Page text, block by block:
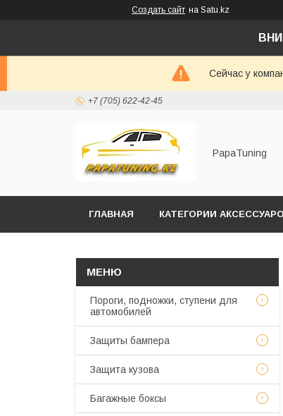
Создать сайт на Satu.kz
Сейчас у
+7 (705) 622-42-45
PapaTuning
ГЛАВНАЯ КАТЕГОРИИ
Пороги, подножки, ступени для
автомобилей
Защиты бампера
Защита кузова
Багажные боксы